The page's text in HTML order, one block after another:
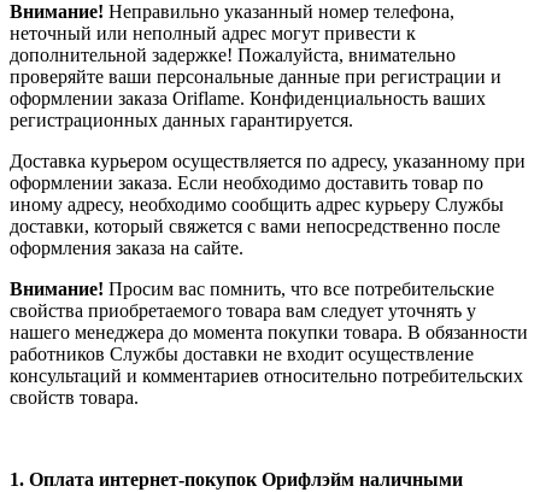
Внимание! Неправильно указанный номер телефона,
неточный или неполный адрес могут привести к
дополнительной задержке! Пожалуйста, внимательно
проверяйте ваши персональные данные при регистрации и
оформлении заказа Oriflame. Конфиденциальность ваших
регистрационных данных гарантируется.
Доставка курьером осуществляется по адресу, указанному при
оформлении заказа. Если необходимо доставить товар по
иному адресу, необходимо сообщить адрес курьеру Службы
доставки, который свяжется с вами непосредственно после
оформления заказа на сайте.
Внимание! Просим вас помнить, что все потребительские
свойства приобретаемого товара вам следует уточнять у
нашего менеджера до момента покупки товара. В обязанности
работников Службы доставки не входит осуществление
консультаций и комментариев относительно потребительских
свойств товара.
1. Оплата интернет-покупок Орифлэйм наличными